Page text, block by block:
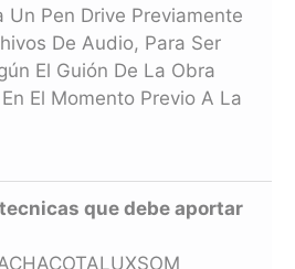
Un Pen Drive Previamente
De Audio, Para Ser
El Guión De La Obra
El Momento Previo A La
que debe aportar